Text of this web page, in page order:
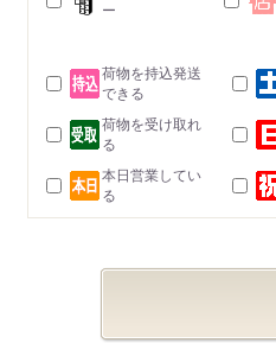
ー
荷物を持込発送
できる
荷物を受け取れ
る
本日営業してい
る